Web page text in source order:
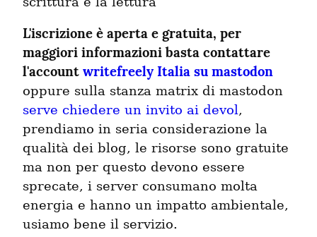
L'iscrizione è aperta e gratuita, per
maggiori informazioni basta contattare
l'account writefreely Italia su mastodon
oppure sulla stanza matrix di mastodon
serve chiedere un invito ai devol,
prendiamo in seria considerazione la
qualità dei blog, le risorse sono gratuite
ma non per questo devono essere
sprecate, i server consumano molta
energia e hanno un impatto ambientale,
usiamo bene il servizio.